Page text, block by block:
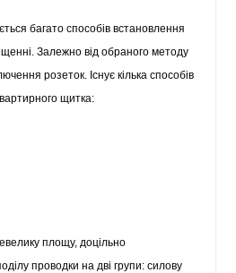
багато способів встановлення
Залежно від обраного методу
розеток. Існує кілька способів
щитка:
площу, доцільно
проводки на дві групи: силову